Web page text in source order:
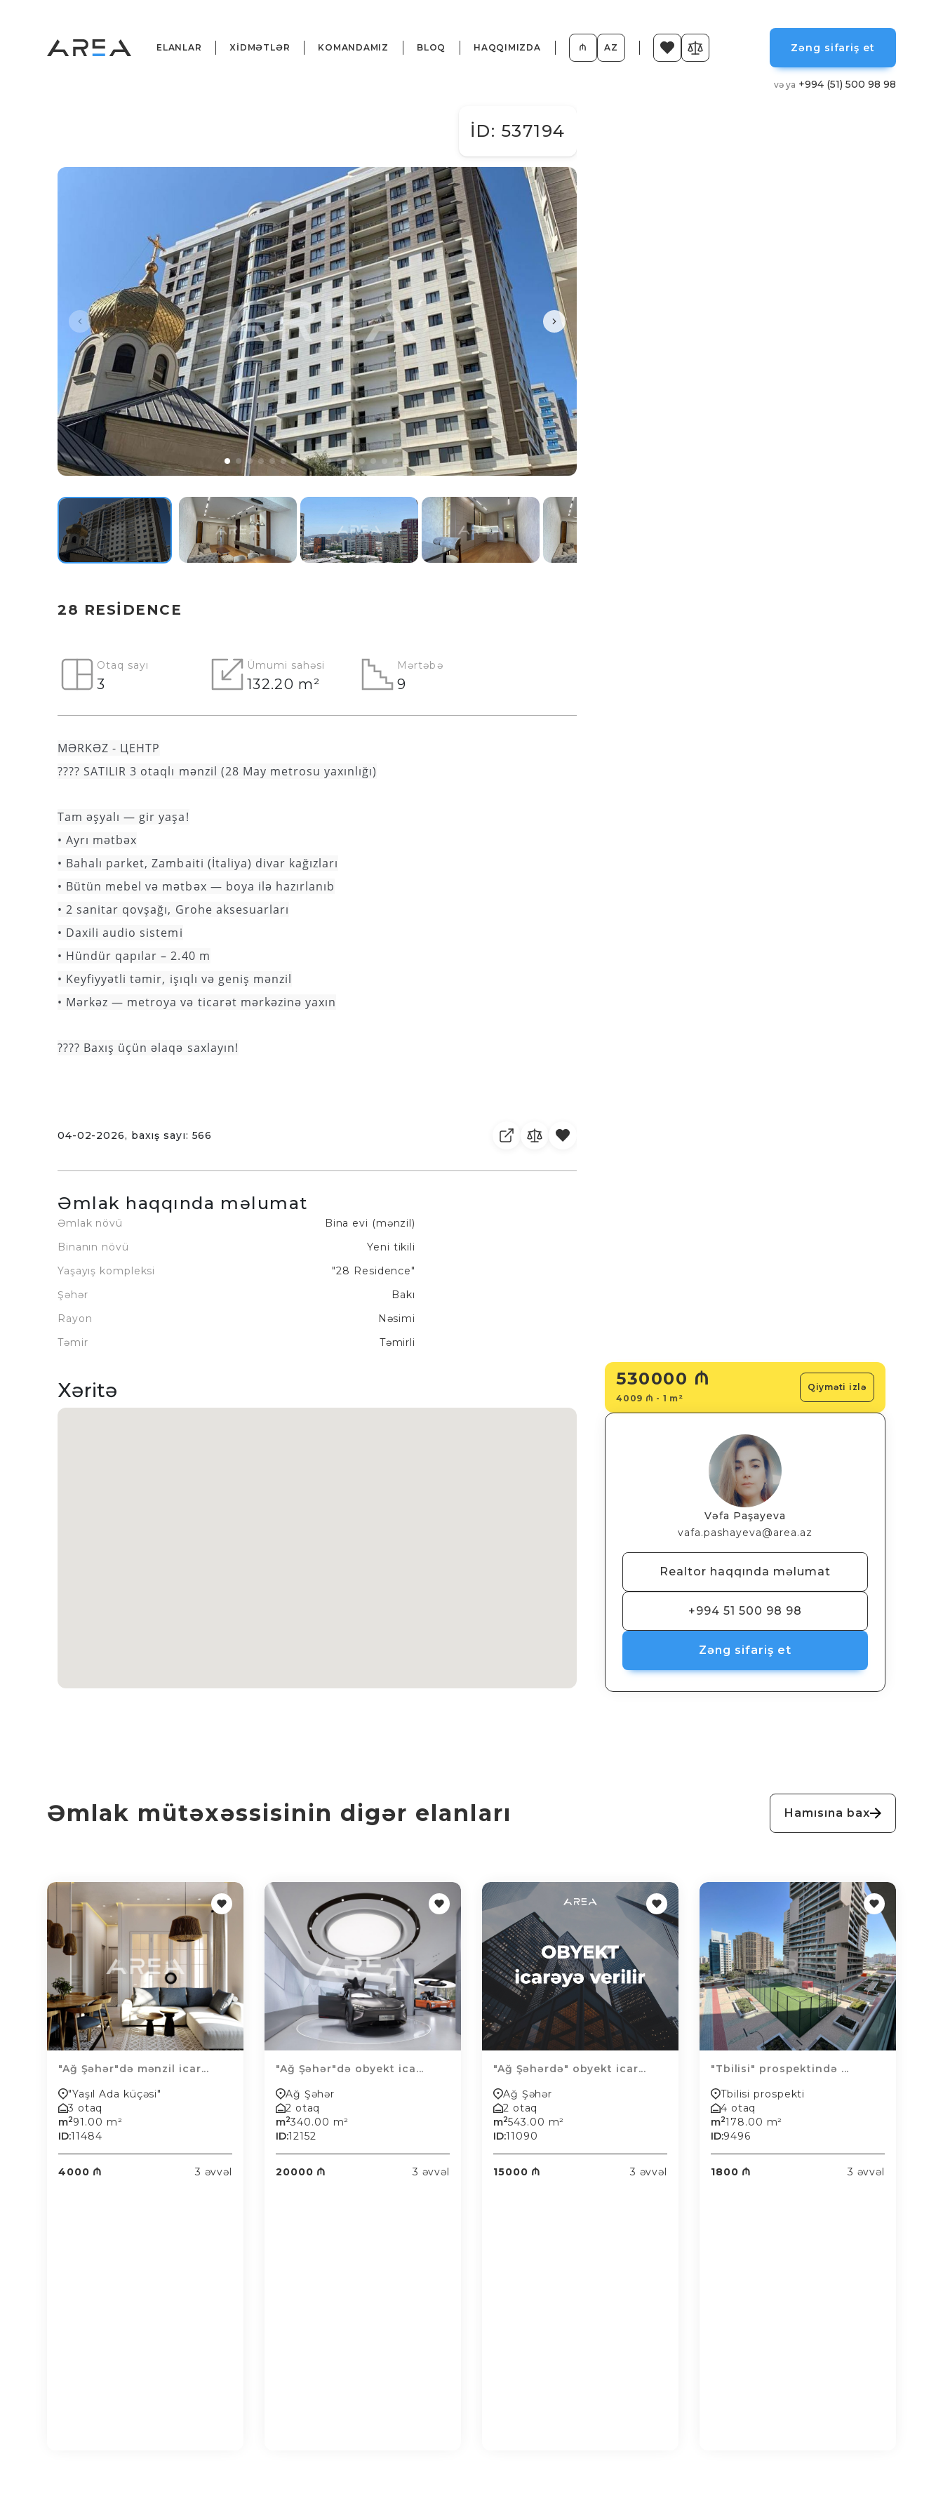
ELANLAR XİDMƏTLƏR KOMANDAMIZ BLOQ HAQQIMIZDA ₼ AZ Zəng sifariş et
və ya +994 (51) 500 98 98
İD: 537194
28 RESİDENCE
Otaq sayı
3
Ümumi sahəsi
132.20 m²
Mərtəbə
9
MƏRKƏZ - ЦЕНТР
???? SATILIR 3 otaqlı mənzil (28 May metrosu yaxınlığı)
Tam əşyalı — gir yaşa!
• Ayrı mətbəx
• Bahalı parket, Zambaiti (İtaliya) divar kağızları
• Bütün mebel və mətbəx — boya ilə hazırlanıb
• 2 sanitar qovşağı, Grohe aksesuarları
• Daxili audio sistemi
• Hündür qapılar – 2.40 m
• Keyfiyyətli təmir, işıqlı və geniş mənzil
• Mərkəz — metroya və ticarət mərkəzinə yaxın
???? Baxış üçün əlaqə saxlayın!
04-02-2026, baxış sayı: 566
Əmlak haqqında məlumat
Əmlak növü
Bina evi (mənzil)
Binanın növü
Yeni tikili
Yaşayış kompleksi
"28 Residence"
Şəhər
Bakı
Rayon
Nəsimi
Təmir
Təmirli
Xəritə 530000 ₼
4009 ₼ - 1 m²
Qiyməti izlə
Vəfa Paşayeva
vafa.pashayeva@area.az
Realtor haqqında məlumat
+994 51 500 98 98
Zəng sifariş et
Əmlak mütəxəssisinin digər elanları Hamısına bax
"Ağ Şəhər"də mənzil icar...
"Yaşıl Ada küçəsi"
3 otaq
m291.00 m²
ID:11484
4000 ₼ 3 əvvəl
"Ağ Şəhər"də obyekt ica...
Ağ Şəhər
2 otaq
m2340.00 m²
ID:12152
20000 ₼ 3 əvvəl
"Ağ Şəhərdə" obyekt icar...
Ağ Şəhər
2 otaq
m2543.00 m²
ID:11090
15000 ₼ 3 əvvəl
"Tbilisi" prospektində ...
Tbilisi prospekti
4 otaq
m2178.00 m²
ID:9496
1800 ₼ 3 əvvəl